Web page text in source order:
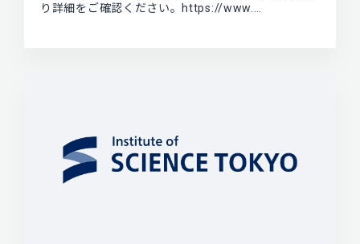
り詳細をご確認ください。https://www.…